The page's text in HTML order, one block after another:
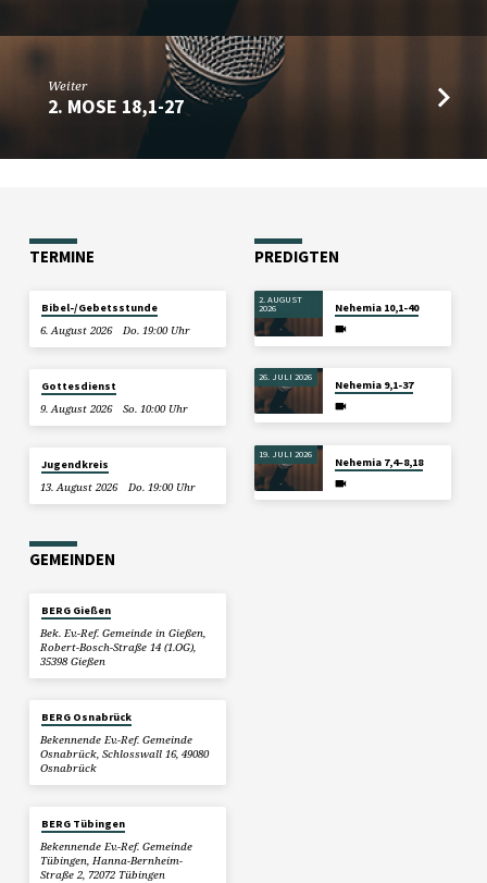
Weiter
2. MOSE 18,1-27
TERMINE
Bibel-/Gebetsstunde
6. August 2026
Do. 19:00 Uhr
Gottesdienst
9. August 2026
So. 10:00 Uhr
Jugendkreis
13. August 2026
Do. 19:00 Uhr
PREDIGTEN
2. AUGUST
2026 Nehemia 10,1-40
26. JULI 2026
Nehemia 9,1-37
19. JULI 2026
Nehemia 7,4–8,18
GEMEINDEN
BERG Gießen
Bek. Ev.-Ref. Gemeinde in Gießen,
Robert-Bosch-Straße 14 (1.OG),
35398 Gießen
BERG Osnabrück
Bekennende Ev.-Ref. Gemeinde
Osnabrück, Schlosswall 16, 49080
Osnabrück
BERG Tübingen
Bekennende Ev.-Ref. Gemeinde
Tübingen, Hanna-Bernheim-
Straße 2, 72072 Tübingen